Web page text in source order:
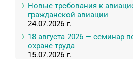
Новые требования к
гражданской авиации
24.07.2026 г.
18 августа 2026 — семинар
охране труда
15.07.2026 г.